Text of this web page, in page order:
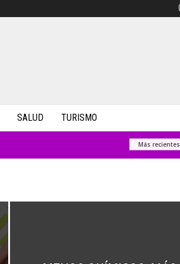
SALUD TURISMO
Más recientes